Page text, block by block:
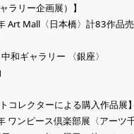
ラリー企画展）】
Art Mall〈日本橋〉計83作品
和ギャラリー 〈銀座〉
コレクターによる購入作品展】
ワンピース倶楽部展〈アーツ